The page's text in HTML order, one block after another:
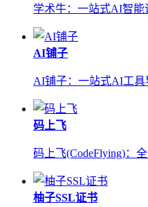
学术牛：一站式AI智能
AI铺子
AI铺子：一站式AI工
码上飞
码上飞(CodeFlying)：
柚子SSL证书